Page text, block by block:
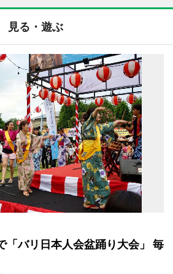
見る・遊ぶ
「バリ日本人会盆踊り大会」 毎